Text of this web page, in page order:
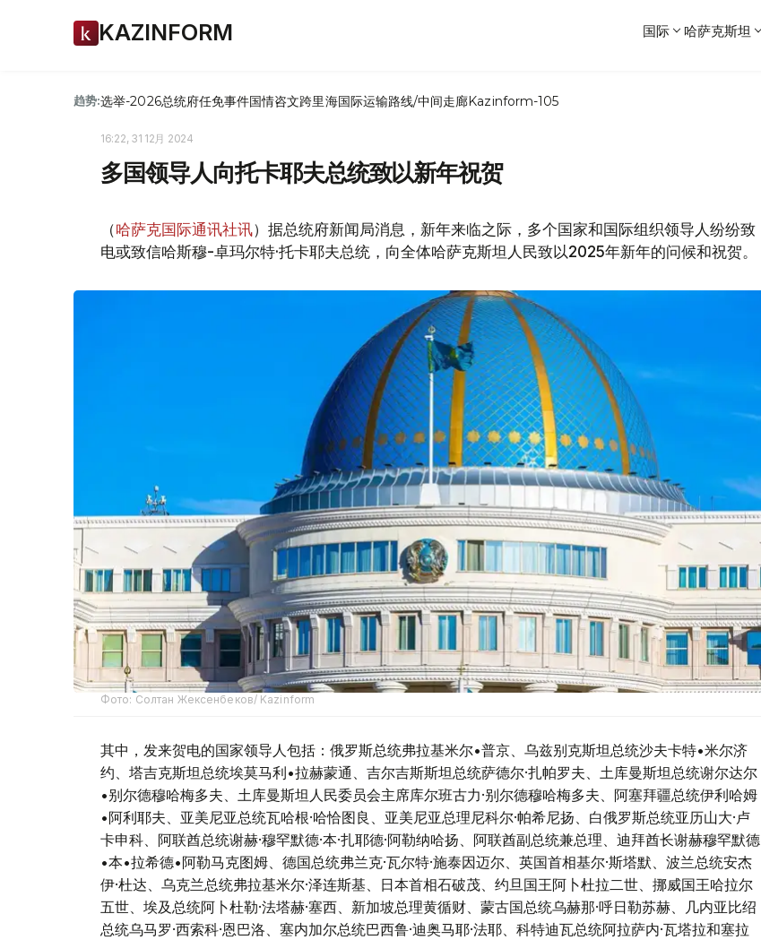
KAZINFORM 国际 哈萨克斯坦
趋势:选举-2026总统府任免事件国情咨文跨里海国际运输路线/中间走廊Kazinform-105
16:22, 31 12月 2024
多国领导人向托卡耶夫总统致以新年祝贺
（哈萨克国际通讯社讯）据总统府新闻局消息，新年来临之际，多个国家和国际组织领导人纷纷致
电或致信哈斯穆-卓玛尔特·托卡耶夫总统，向全体哈萨克斯坦人民致以2025年新年的问候和祝贺。
Фото: Солтан Жексенбеков/ Kazinform
其中，发来贺电的国家领导人包括：俄罗斯总统弗拉基米尔•普京、乌兹别克斯坦总统沙夫卡特•米尔济
约、塔吉克斯坦总统埃莫马利•拉赫蒙通、吉尔吉斯斯坦总统萨德尔·扎帕罗夫、土库曼斯坦总统谢尔达尔
•别尔德穆哈梅多夫、土库曼斯坦人民委员会主席库尔班古力·别尔德穆哈梅多夫、阿塞拜疆总统伊利哈姆
•阿利耶夫、亚美尼亚总统瓦哈根·哈恰图良、亚美尼亚总理尼科尔·帕希尼扬、白俄罗斯总统亚历山大·卢
卡申科、阿联酋总统谢赫·穆罕默德·本·扎耶德·阿勒纳哈扬、阿联酋副总统兼总理、迪拜酋长谢赫穆罕默德
•本•拉希德•阿勒马克图姆、德国总统弗兰克·瓦尔特·施泰因迈尔、英国首相基尔·斯塔默、波兰总统安杰
伊·杜达、乌克兰总统弗拉基米尔·泽连斯基、日本首相石破茂、约旦国王阿卜杜拉二世、挪威国王哈拉尔
五世、埃及总统阿卜杜勒·法塔赫·塞西、新加坡总理黄循财、蒙古国总统乌赫那·呼日勒苏赫、几内亚比绍
总统乌马罗·西索科·恩巴洛、塞内加尔总统巴西鲁·迪奥马耶·法耶、科特迪瓦总统阿拉萨内·瓦塔拉和塞拉